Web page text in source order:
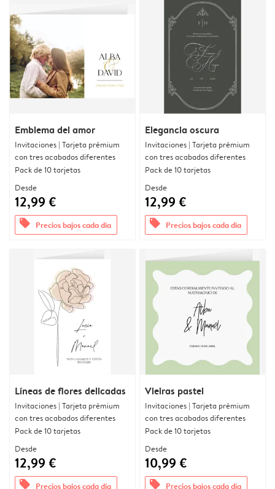
Emblema del amor
Invitaciones | Tarjeta prémium
con tres acabados diferentes
Pack de 10 tarjetas
Desde
12,99 €
offers Precios bajos cada día
Elegancia oscura
Invitaciones | Tarjeta prémium
con tres acabados diferentes
Pack de 10 tarjetas
Desde
12,99 €
offers Precios bajos cada día
Líneas de flores delicadas
Invitaciones | Tarjeta prémium
con tres acabados diferentes
Pack de 10 tarjetas
Desde
12,99 €
offers Precios bajos cada día
Vieiras pastel
Invitaciones | Tarjeta prémium
con tres acabados diferentes
Pack de 10 tarjetas
Desde
10,99 €
offers Precios bajos cada día